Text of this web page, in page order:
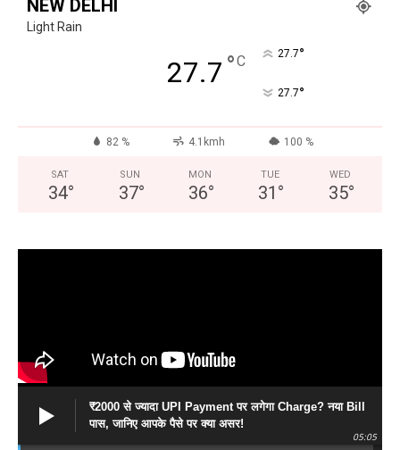
NEW DELHI
Light Rain
27.7 °C 27.7°
27.7°
82 % 4.1kmh 100 %
SAT
34°
SUN
37°
MON
36°
TUE
31 °
WED
35°
₹2000 से ज्यादा UPI Payment पर लगेगा Charge? नया Bill
पास, जानिए आपके पैसे पर क्या असर!
05:05